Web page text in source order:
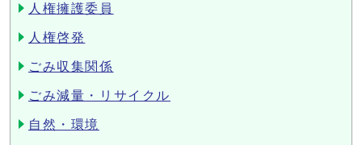
人権擁護委員
人権啓発
ごみ収集関係
ごみ減量・リサイクル
自然・環境